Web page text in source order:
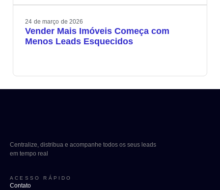
24 de março de 2026
Vender Mais Imóveis Começa com
Menos Leads Esquecidos
Centralize, distribua e acompanhe todos os seus leads
em tempo real
ACESSO RÁPIDO
Contato